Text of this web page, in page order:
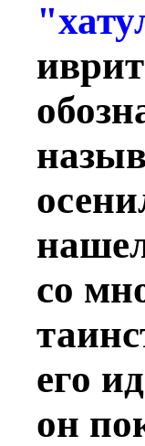
со
его
он